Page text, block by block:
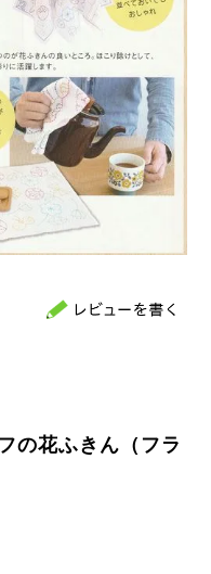
の花ふきん（フラ